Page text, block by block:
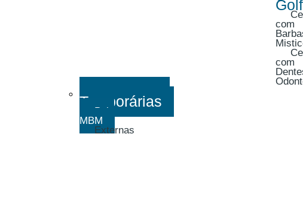
Exposições
Temporárias
Pelo
MBM
Externas
com
com